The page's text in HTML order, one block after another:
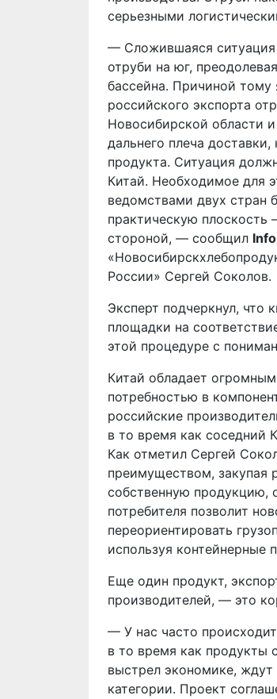
серьезными
— Сложившаяся ситуация
отруби на юг,
бассейна. Причиной тому
российского экспорта
Новосибирской области
дальнего плеча
продукта. Ситуация
Китай. Необходимое для
ведомствами двух стран
практическую плоскость
стороной, — сообщил
России» Сергей Соколов.
Эксперт подчеркнул, что
площадки на
этой процедуре с
Китай обладает
потребностью в
российские
в то время как соседний
Как отметил Сергей
преимуществом, закупая
собственную продукцию,
потребителя позволит
переориентировать
используя контейнерные
Еще один продукт,
производителей, — это
— У нас часто
в то время как продукты
выстрел экономике, ждут
категории. Проект